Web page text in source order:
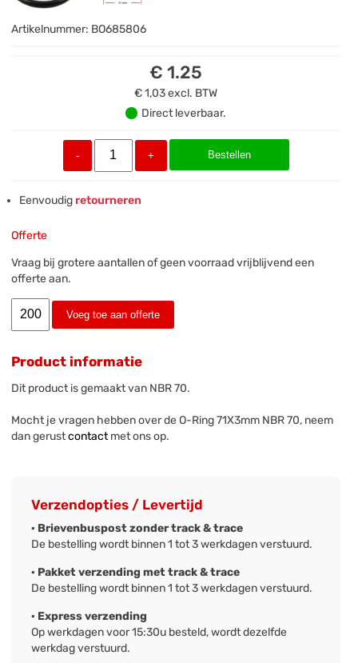
Artikelnummer: BO685806
€ 1.25
€ 1,03excl. BTW
Direct leverbaar.
- + Bestellen
Eenvoudigretourneren
Offerte
Vraag bij grotere aantallen of geen voorraad vrijblijvend een
offerte aan.
Voeg toe aan offerte
Product informatie
Dit product is gemaakt van NBR 70.
Mocht je vragen hebben over de O-Ring 71X3mm NBR 70, neem
dan gerustcontactmet ons op.
Verzendopties / Levertijd
· Brievenbuspost zonder track & trace
De bestelling wordt binnen 1 tot 3 werkdagen verstuurd.
· Pakket verzending met track & trace
De bestelling wordt binnen 1 tot 3 werkdagen verstuurd.
· Express verzending
Op werkdagen voor 15:30u besteld, wordt dezelfde
werkdag verstuurd.